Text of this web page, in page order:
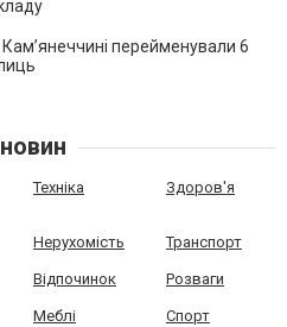
Камʼянеччині перейменували 6
Техніка Здоров'я
Нерухомість Транспорт
Відпочинок Розваги
Меблі Спорт